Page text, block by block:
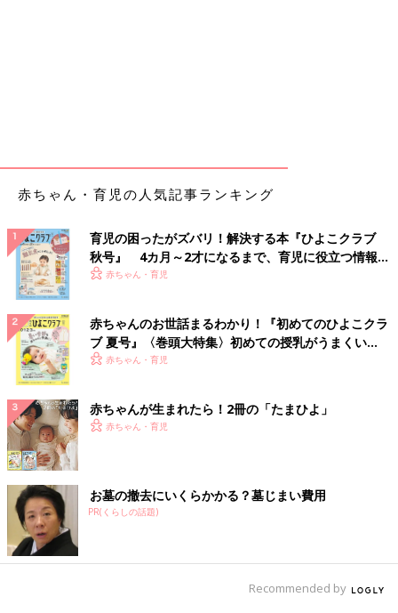
ーモラスに描いたテレビCMで夫役を演じた松坂桃李さん。家族
です。
■電力のCMのように家族のため、子どものために一生懸命努力し
てくれるから
■元々優しい雰囲気が大好きで、最近結婚してパパになるイメー
ジが湧きやすいから
■CMなどを見てお父さんの姿が似合っていたから
＜4位＞社会現象にもなったドラマで描かれた家族
のカタチに多くの共感【星野源さん】
先日、大ヒットドラマ『逃げるは恥だが役に立つ』（TBS系列）
で共演した新垣結衣さんと結婚発表した星野源さん。2021年新
春スペシャルでは、契約結婚したふたりが、家事の役割分担に悩
み、コロナ禍における出産、育児に翻弄されながら築いていく新
しい家族のカタチを描き、多くのママ・パパの共感を得ました。
■産科医の役もやっていたし、パパになる役もやっていて、赤ち
赤ちゃん・育児の人気記事ランキング
育児の困ったがズバリ！解決する本『ひよこクラブ
秋号』 4カ月～2才になるまで、育児に役立つ情報が
いっぱい！
赤ちゃん・育児
赤ちゃんのお世話まるわかり！『初めてのひよこクラ
ブ 夏号』〈巻頭大特集〉初めての授乳がうまくい
く！ おっぱい・ミルクの基本と夏のトラブル 解決テ
赤ちゃん・育児
赤ちゃんが生まれたら！2冊の「たまひよ」
赤ちゃん・育児
お墓の撤去にいくらかかる？墓じまい費用
PR(くらしの話題)
Recommended by